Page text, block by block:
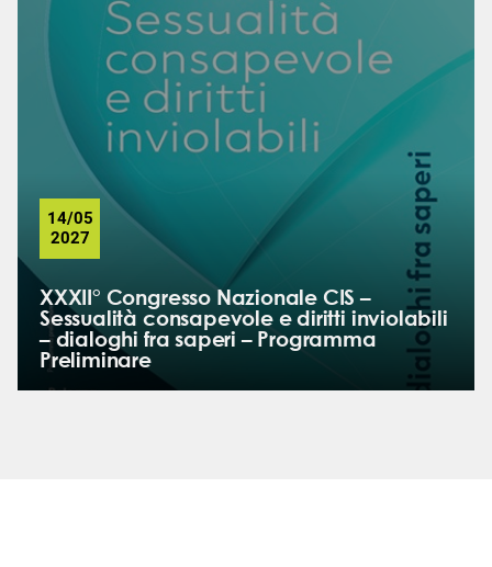
14/05
2027
XXXII° Congresso Nazionale CIS –
Sessualità consapevole e diritti inviolabili
– dialoghi fra saperi – Programma
Preliminare